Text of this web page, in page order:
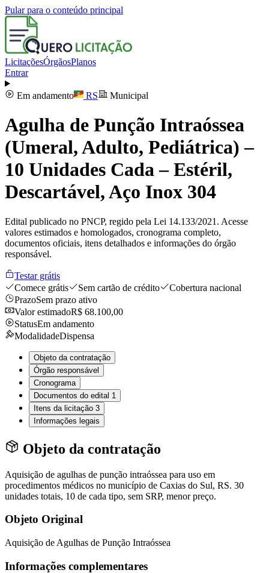
Pular para o conteúdo principal
LicitaçõesÓrgãosPlanos
Entrar
Em andamento RS Municipal
Agulha de Punção Intraóssea
(Umeral, Adulto, Pediátrica) –
10 Unidades Cada – Estéril,
Descartável, Aço Inox 304
Edital publicado no PNCP, regido pela Lei 14.133/2021. Acesse
valores estimados e homologados, cronograma completo,
documentos oficiais, itens detalhados e informações do órgão
responsável.
Testar grátis
Comece grátis
Sem cartão de crédito
Cobertura nacional
PrazoSem prazo ativo
Valor estimadoR$ 68.100,00
StatusEm andamento
ModalidadeDispensa
Objeto da contratação
Órgão responsável
Cronograma
Documentos do edital 1
Itens da licitação 3
Informações legais
Objeto da contratação
Aquisição de agulhas de punção intraóssea para uso em
procedimentos médicos no município de Caxias do Sul, RS. 30
unidades totais, 10 de cada tipo, sem SRP, menor preço.
Objeto Original
Aquisição de Agulhas de Punção Intraóssea
Informações complementares